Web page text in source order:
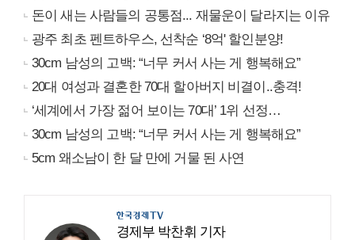
돈이 새는 사람들의 공통점... 재물운이 달라지는 이유
광주 최초 펜트하우스, 선착순 ‘8억' 할인분양!
30cm 남성의 고백: “너무 커서 사는 게 행복해요”
20대 여성과 결혼한 70대 할아버지 비결이..충격!
‘세계에서 가장 젊어 보이는 70대’ 1위 선정…
30cm 남성의 고백: “너무 커서 사는 게 행복해요”
5cm 왜소남이 한 달 만에 거물 된 사연
경제부 박찬휘 기자